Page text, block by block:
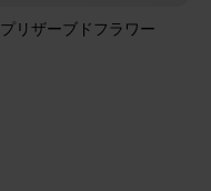
プリザーブドフラワー